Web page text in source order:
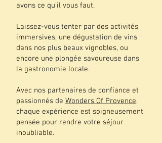
avons ce qu’il vous faut.
Laissez-vous tenter par des activités
immersives, une dégustation de vins
dans nos plus beaux vignobles, ou
encore une plongée savoureuse dans
la gastronomie locale.
Avec nos partenaires de confiance et
passionnés de Wonders Of Provence,
chaque expérience est soigneusement
pensée pour rendre votre séjour
inoubliable.